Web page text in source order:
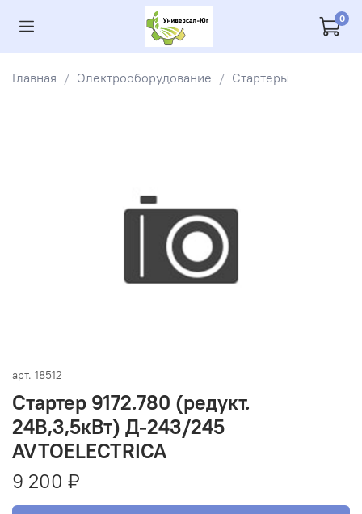
0
Главная Электрооборудование Стартеры
арт. 18512
Стартер 9172.780 (редукт.
24В,3,5кВт) Д-243/245
AVTOELECTRICA
9 200 ₽